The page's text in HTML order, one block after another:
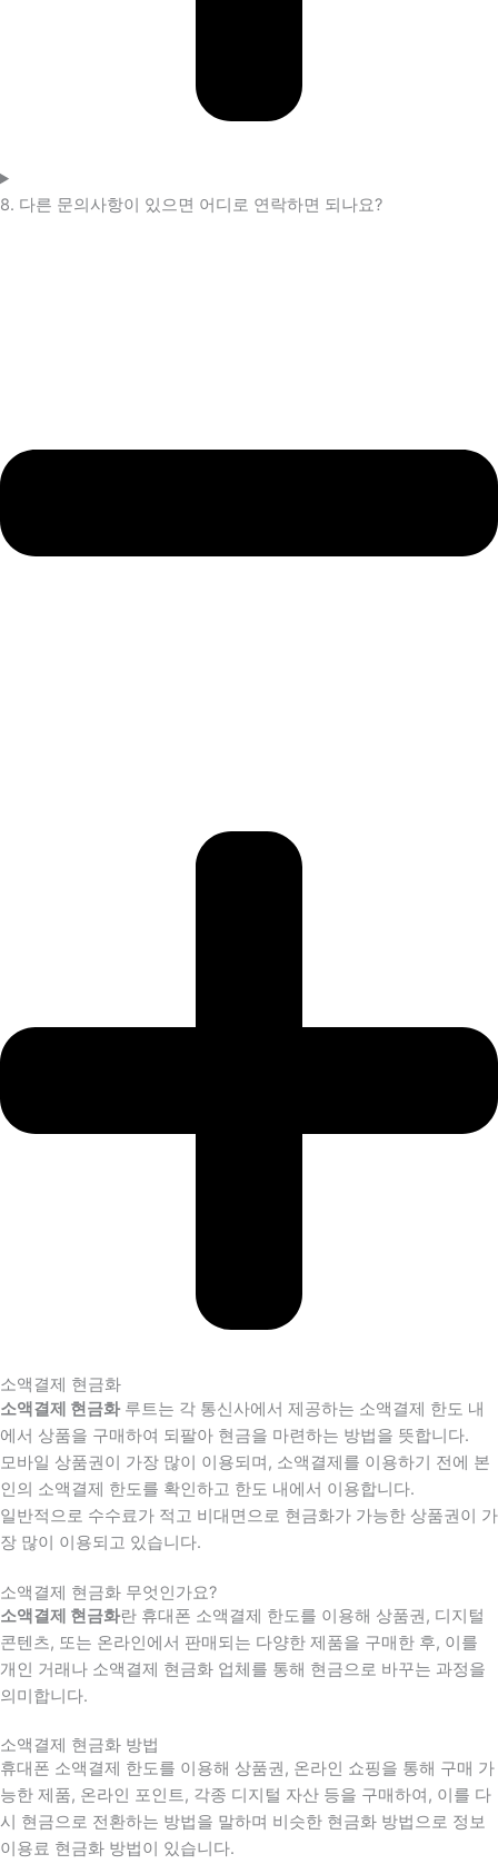
8. 다른 문의사항이 있으면 어디로 연락하면 되나요?
소액결제 현금화
소액결제 현금화루트는 각 통신사에서 제공하는 소액결제 한도 내
에서 상품을 구매하여 되팔아 현금을 마련하는 방법을 뜻합니다.
모바일 상품권이 가장 많이 이용되며, 소액결제를 이용하기 전에 본
인의 소액결제 한도를 확인하고 한도 내에서 이용합니다.
일반적으로 수수료가 적고 비대면으로 현금화가 가능한 상품권이 가
장 많이 이용되고 있습니다.
소액결제 현금화 무엇인가요?
소액결제 현금화란 휴대폰 소액결제 한도를 이용해 상품권, 디지털
콘텐츠, 또는 온라인에서 판매되는 다양한 제품을 구매한 후, 이를
개인 거래나 소액결제 현금화 업체를 통해 현금으로 바꾸는 과정을
의미합니다.
소액결제 현금화 방법
휴대폰 소액결제 한도를 이용해 상품권, 온라인 쇼핑을 통해 구매 가
능한 제품, 온라인 포인트, 각종 디지털 자산 등을 구매하여, 이를 다
시 현금으로 전환하는 방법을 말하며 비슷한 현금화 방법으로 정보
이용료 현금화 방법이 있습니다.